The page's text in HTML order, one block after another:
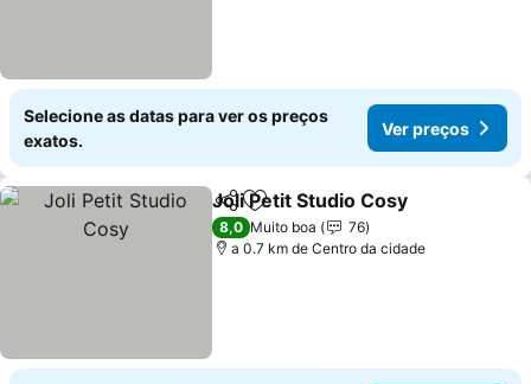
Selecione as datas para ver os preços
exatos.
Ver preços
PartilharAdicionar aos favoritos
Joli Petit Studio Cosy
8,0 Muito boa
76
a 0.7 km de Centro da cidade